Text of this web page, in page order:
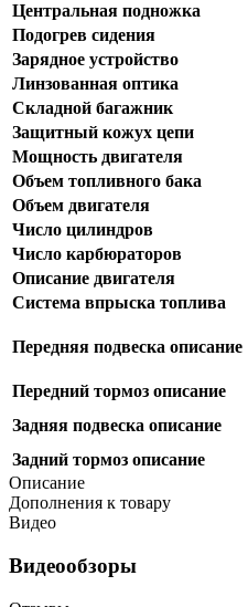
Центральная подножка
Подогрев сидения
Зарядное устройство
Линзованная оптика
Складной багажник
Защитный кожух цепи
Мощность двигателя
Объем топливного бака
Объем двигателя
Число цилиндров
Число карбюраторов
Описание двигателя
Система впрыска топлива
Передняя подвеска описание
Передний тормоз описание
Задняя подвеска описание
Задний тормоз описание
Описание
Дополнения к товару
Видео
Видеообзоры